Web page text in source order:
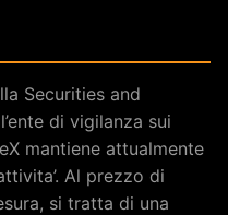
Securities and
di vigilanza sui
mantiene attualmente
Al prezzo di
si tratta di una